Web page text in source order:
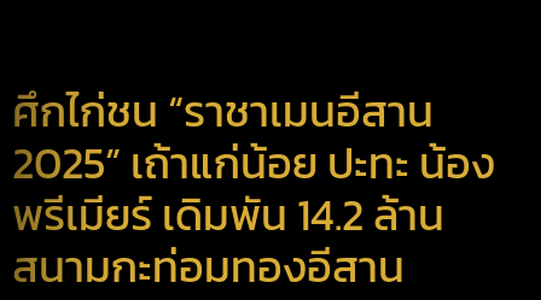
ศึกไก่ชน “ราชาเมนอีสาน
2025” เถ้าแก่น้อย ปะทะ น้อง
พรีเมียร์ เดิมพัน 14.2 ล้าน
สนามกะท่อมทองอีสาน